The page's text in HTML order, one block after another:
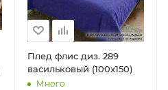
Плед флис диз. 289
васильковый (100х150)
Много